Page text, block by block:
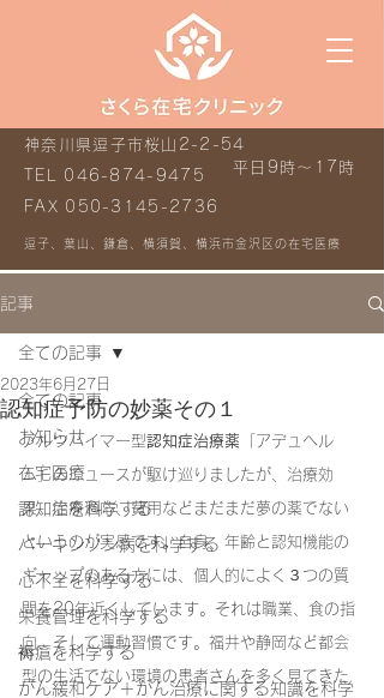
平日9時～17時
神奈川県逗子市桜山2-2-54
TEL 046-874-9475
FAX 050-3145-2736
逗子、葉山、鎌倉、横須賀、横浜市金沢区の在宅医療
記事
全ての記事
お知らせ
在宅医療
認知症を科学する
パーキンソン病を科学する
心不全を科学する
栄養管理を科学する
褥瘡を科学する
がん緩和ケア＋がん治療に関する知識を科学
全ての記事
認知症予防の妙薬その１
2023年6月27日
アルツハイマー型認知症治療薬 「アデュヘル
ム」のニュースが駆け巡りましたが、治療効
果、治療適応、費用などまだまだ夢の薬でない
というのが実感です。自身、年齢と認知機能の
ギャップのある方には、個人的によく３つの質
問を20年近くしています。それは職業、食の指
向、そして運動習慣です。福井や静岡など都会
型の生活でない環境の患者さんを多く見てきた